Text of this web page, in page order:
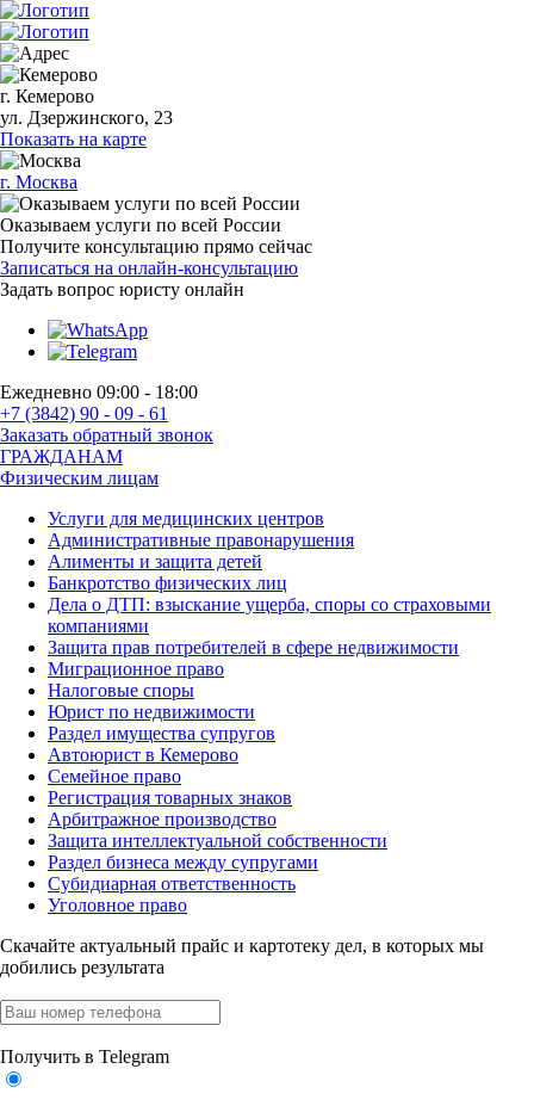
г. Кемерово
ул. Дзержинского, 23
Показать на карте
г. Москва
Оказываем услуги по всей России
Получите консультацию прямо сейчас
Записаться на онлайн-консультацию
Задать вопрос юристу онлайн
Ежедневно 09:00 - 18:00
+7 (3842) 90 - 09 - 61
Заказать обратный звонок
ГРАЖДАНАМ
Физическим лицам
Услуги для медицинских центров
Административные правонарушения
Алименты и защита детей
Банкротство физических лиц
Дела о ДТП: взыскание ущерба, споры со страховыми
компаниями
Защита прав потребителей в сфере недвижимости
Миграционное право
Налоговые споры
Юрист по недвижимости
Раздел имущества супругов
Автоюрист в Кемерово
Семейное право
Регистрация товарных знаков
Арбитражное производство
Защита интеллектуальной собственности
Раздел бизнеса между супругами
Субидиарная ответственность
Уголовное право
Скачайте актуальный прайс и картотеку дел, в которых мы
добились результата
Получить в Telegram